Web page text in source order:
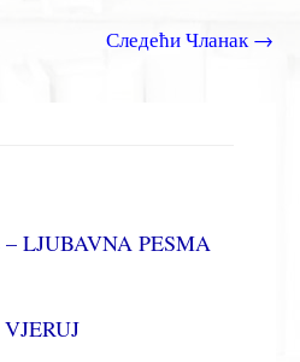
Следећи Чланак→
LJUBAVNA PESMA